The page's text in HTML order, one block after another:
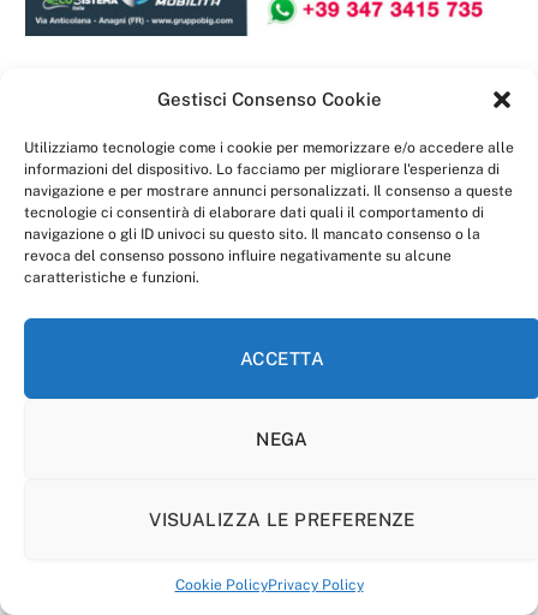
Gestisci Consenso Cookie
Utilizziamo tecnologie come i cookie per memorizzare e/o accedere alle
informazioni del dispositivo. Lo facciamo per migliorare l'esperienza di
navigazione e per mostrare annunci personalizzati. Il consenso a queste
tecnologie ci consentirà di elaborare dati quali il comportamento di
navigazione o gli ID univoci su questo sito. Il mancato consenso o la
revoca del consenso possono influire negativamente su alcune
caratteristiche e funzioni.
ACCETTA
NEGA
VISUALIZZA LE PREFERENZE
Cookie PolicyPrivacy Policy